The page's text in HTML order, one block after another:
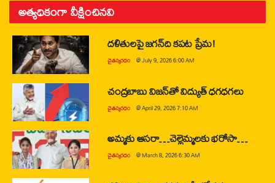
అత్యధికంగా వీక్షించినవి
దళితులపై జగన్‌ది కపట ప్రేమ!
చైతన్యరధం @July 9, 2026 6:00 AM
చంద్రబాబు విజన్‌తో విద్యుత్ ధగధగలు
చైతన్యరధం @April 29, 2026 7:10 AM
అమ్మకు ఆసరా…చెల్లెమ్మలకు భరోసా…
చైతన్యరధం @March 8, 2026 6:30 AM